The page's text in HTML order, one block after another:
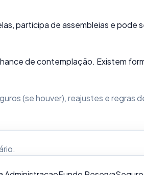
participa de assembleias e pode
de contemplação. Existem
(se houver), reajustes e regras
.